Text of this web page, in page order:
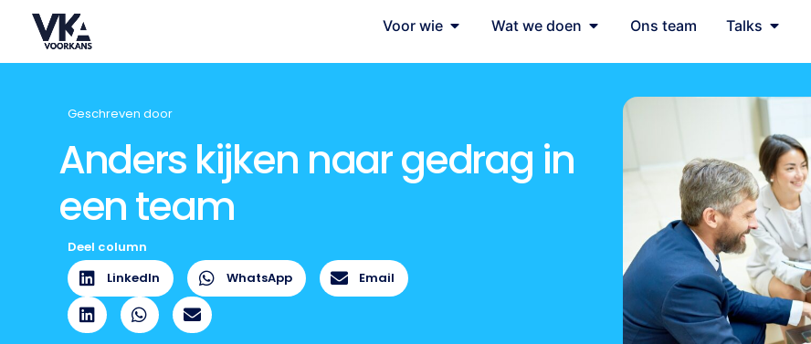
Voor wie Wat we doen Ons team Talks
Geschreven door
Anders kijken naar gedrag in
een team
Deel column
LinkedIn
WhatsApp Email